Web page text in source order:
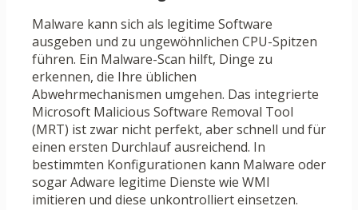
Malware kann sich als legitime Software
ausgeben und zu ungewöhnlichen CPU-Spitzen
führen. Ein Malware-Scan hilft, Dinge zu
erkennen, die Ihre üblichen
Abwehrmechanismen umgehen. Das integrierte
Microsoft Malicious Software Removal Tool
(MRT) ist zwar nicht perfekt, aber schnell und für
einen ersten Durchlauf ausreichend. In
bestimmten Konfigurationen kann Malware oder
sogar Adware legitime Dienste wie WMI
imitieren und diese unkontrolliert einsetzen.